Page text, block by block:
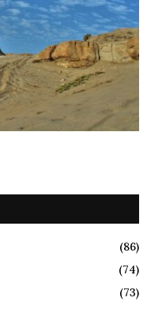
(86)
(74)
(73)